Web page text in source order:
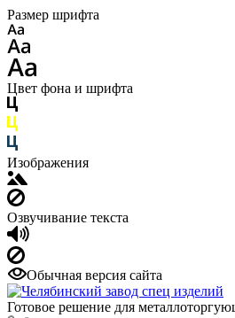
Размер шрифта
Цвет фона и шрифта
Изображения
Озвучивание текста
Обычная версия сайта
Готовое решение для